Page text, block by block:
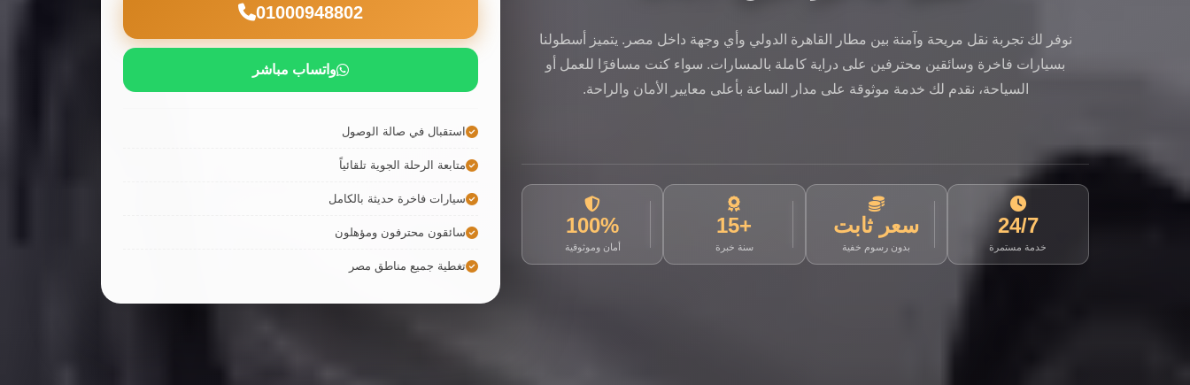
نوفر لك تجربة نقل مريحة وآمنة بين مطار القاهرة الدولي وأي وجهة داخل مصر. يتميز أسطولنا
بسيارات فاخرة وسائقين محترفين على دراية كاملة بالمسارات. سواء كنت مسافرًا للعمل أو
السياحة، نقدم لك خدمة موثوقة على مدار الساعة بأعلى معايير الأمان والراحة.
24/7
خدمة مستمرة
سعر ثابت
بدون رسوم خفية
+15
سنة خبرة
100%
أمان وموثوقية
01000948802
واتساب مباشر
استقبال في صالة الوصول
متابعة الرحلة الجوية تلقائياً
سيارات فاخرة حديثة بالكامل
سائقون محترفون ومؤهلون
تغطية جميع مناطق مصر